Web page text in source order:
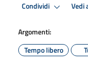
Condividi Vedi
Argomenti:
Tempo libero